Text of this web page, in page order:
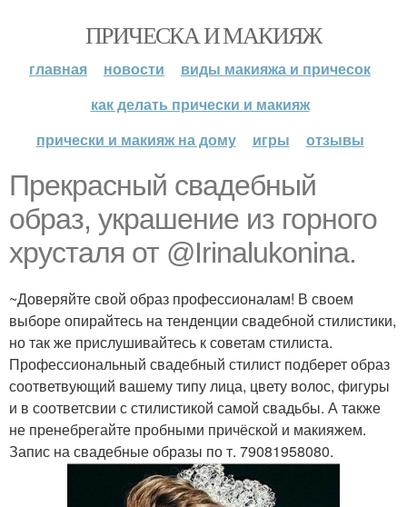
ПРИЧЕСКА И МАКИЯЖ
главная новости
виды макияжа и причесок
как делать прически и макияж
прически и макияж на дому
игры отзывы
Прекрасный свадебный
образ, украшение из горного
хрусталя от @Irinalukonina.
~Доверяйте свой образ профессионалам! В своем
выборе опирайтесь на тенденции свадебной стилистики,
но так же прислушивайтесь к советам стилиста.
Профессиональный свадебный стилист подберет образ
соответвующий вашему типу лица, цвету волос, фигуры
и в соответсвии с стилистикой самой свадьбы. А также
не пренебрегайте пробными причёской и макияжем.
Запис на свадебные образы по т. 79081958080.